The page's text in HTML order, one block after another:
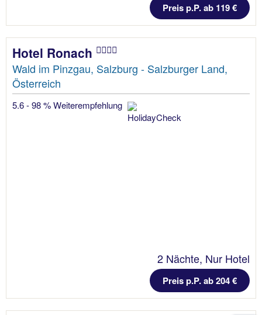
Preis p.P. ab 119 €
Hotel Ronach
Wald im Pinzgau, Salzburg - Salzburger Land,
Österreich
5.6 - 98 % Weiterempfehlung
2 Nächte, Nur Hotel
Preis p.P. ab 204 €